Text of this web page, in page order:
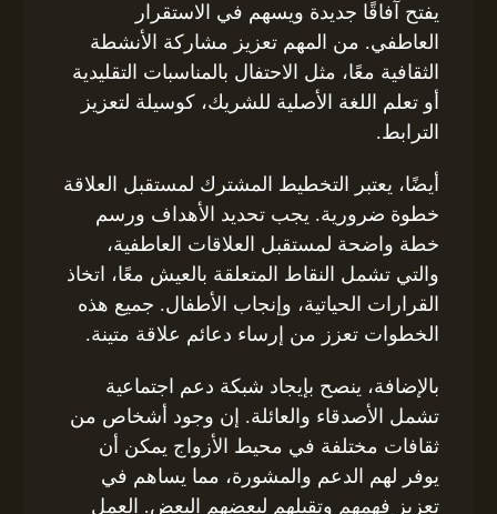
يفتح آفاقًا جديدة ويسهم في الاستقرار
العاطفي. من المهم تعزيز مشاركة الأنشطة
الثقافية معًا، مثل الاحتفال بالمناسبات التقليدية
أو تعلم اللغة الأصلية للشريك، كوسيلة لتعزيز
الترابط.
أيضًا، يعتبر التخطيط المشترك لمستقبل العلاقة
خطوة ضرورية. يجب تحديد الأهداف ورسم
خطة واضحة لمستقبل العلاقات العاطفية،
والتي تشمل النقاط المتعلقة بالعيش معًا، اتخاذ
القرارات الحياتية، وإنجاب الأطفال. جميع هذه
الخطوات تعزز من إرساء دعائم علاقة متينة.
بالإضافة، ينصح بإيجاد شبكة دعم اجتماعية
تشمل الأصدقاء والعائلة. إن وجود أشخاص من
ثقافات مختلفة في محيط الأزواج يمكن أن
يوفر لهم الدعم والمشورة، مما يساهم في
تعزيز فهمهم وتقبلهم لبعضهم البعض. العمل